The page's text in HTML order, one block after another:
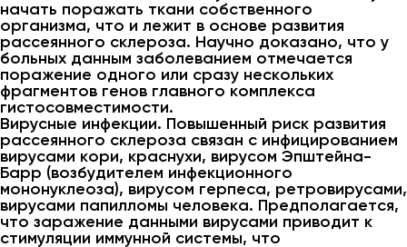
начать поражать ткани собственного
организма, что и лежит в основе развития
рассеянного склероза. Научно доказано, что у
больных данным заболеванием отмечается
поражение одного или сразу нескольких
фрагментов генов главного комплекса
гистосовместимости.
Вирусные инфекции. Повышенный риск развития
рассеянного склероза связан с инфицированием
вирусами кори, краснухи, вирусом Эпштейна-
Барр (возбудителем инфекционного
мононуклеоза), вирусом герпеса, ретровирусами,
вирусами папилломы человека. Предполагается,
что заражение данными вирусами приводит к
стимуляции иммунной системы, что